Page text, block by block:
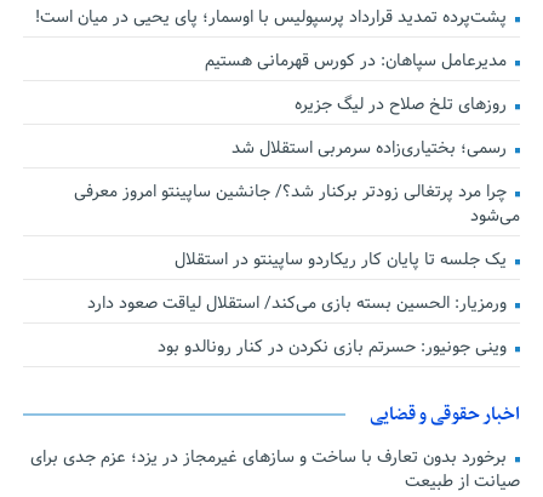
پشت‌پرده تمدید قرارداد پرسپولیس با اوسمار؛ پای یحیی در میان است!
مدیرعامل سپاهان: در کورس قهرمانی هستیم
روزهای تلخ صلاح در لیگ جزیره
رسمی؛ بختیاری‌زاده سرمربی استقلال شد
چرا مرد پرتغالی زودتر برکنار شد؟/ جانشین ساپینتو امروز معرفی
می‌شود
یک جلسه تا پایان کار ریکاردو ساپینتو در استقلال
ورمزیار: الحسین بسته بازی می‌کند/ استقلال لیاقت صعود دارد
وینی جونیور: حسرتم بازی نکردن در کنار رونالدو بود
اخبار حقوقی و قضایی
برخورد بدون تعارف با ساخت‌ و سازهای غیرمجاز در یزد؛ عزم جدی برای
صیانت از طبیعت